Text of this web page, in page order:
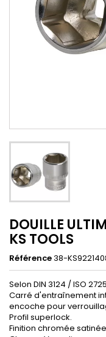
DOUILLE
KS TOOLS
Référence38-
Selon DIN 3124 / ISO
Carré d'entraînement
encoche pour
Profil superlock.
Finition chromée